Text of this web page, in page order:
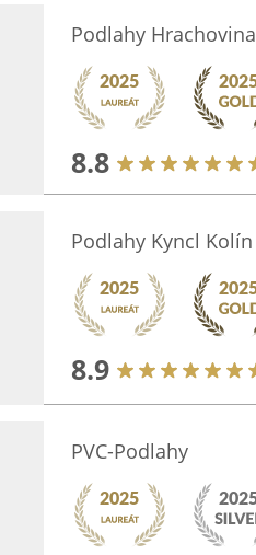
Podlahy Hrachovina
8.8
Podlahy Kyncl Kolín
8.9
PVC-Podlahy